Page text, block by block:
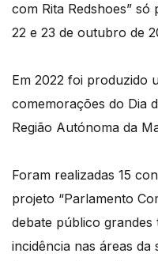
com Rita Redshoes”
22 e 23 de outubro de
Em 2022 foi produzido
comemorações do Dia
Região Autónoma da
Foram realizadas 15
projeto “Parlamento
debate público grandes
incidência nas áreas da